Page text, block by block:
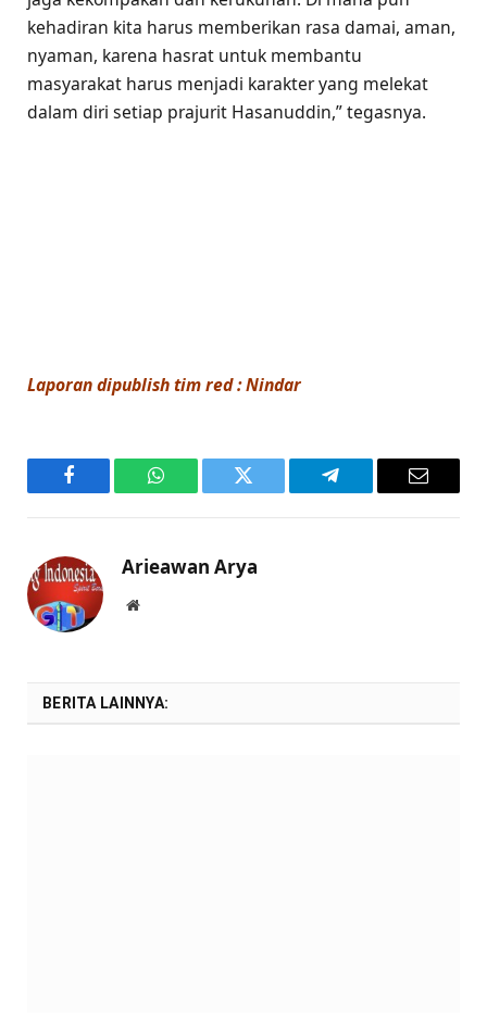
kehadiran kita harus memberikan rasa damai, aman,
nyaman, karena hasrat untuk membantu
masyarakat harus menjadi karakter yang melekat
dalam diri setiap prajurit Hasanuddin,” tegasnya.
Laporan dipublish tim red : Nindar
Facebook WhatsAppTwitter Telegram Email
Arieawan Arya
Website
BERITA LAINNYA: